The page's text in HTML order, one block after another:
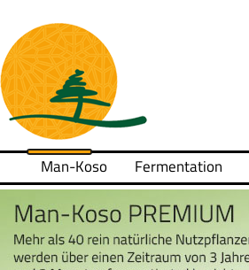
Man-Koso Fermentation